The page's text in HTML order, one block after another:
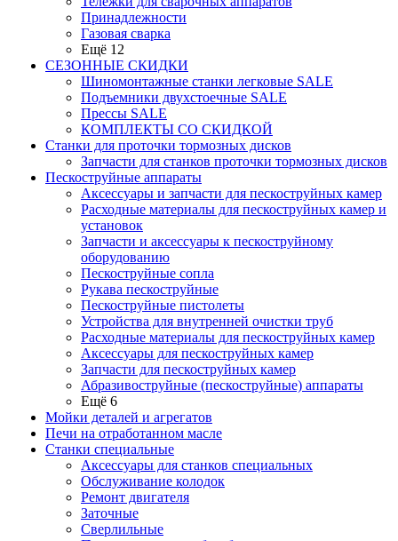
Принадлежности
Газовая сварка
Ещё 12
СЕЗОННЫЕ СКИДКИ
Шиномонтажные станки легковые SALE
Подъемники двухстоечные SALE
Прессы SALE
КОМПЛЕКТЫ СО СКИДКОЙ
Станки для проточки тормозных дисков
Запчасти для станков проточки тормозных дисков
Пескоструйные аппараты
Аксессуары и запчасти для пескоструйных камер
Расходные материалы для пескоструйных камер и
установок
Запчасти и аксессуары к пескоструйному
оборудованию
Пескоструйные сопла
Рукава пескоструйные
Пескоструйные пистолеты
Устройства для внутренней очистки труб
Расходные материалы для пескоструйных камер
Аксессуары для пескоструйных камер
Запчасти для пескоструйных камер
Абразивоструйные (пескоструйные) аппараты
Ещё 6
Мойки деталей и агрегатов
Печи на отработанном масле
Станки специальные
Аксессуары для станков специальных
Обслуживание колодок
Ремонт двигателя
Заточные
Сверлильные